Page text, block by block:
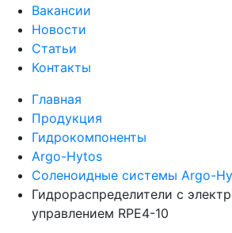
Вакансии
Новости
Статьи
Контакты
Главная
Продукция
Гидрокомпоненты
Argo-Hytos
Соленоидные системы Argo-
Гидрораспределители с
управлением RPE4-10